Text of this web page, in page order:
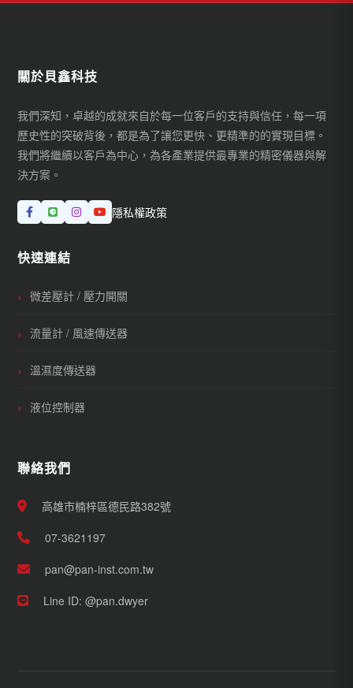
關於貝鑫科技
我們深知，卓越的成就來自於每一位客戶的支持與信任，每一項
歷史性的突破背後，都是為了讓您更快、更精準的的實現目標。
我們將繼續以客戶為中心，為各產業提供最專業的精密儀器與解
決方案。
隱私權政策
快速連結
微差壓計 / 壓力開關
流量計 / 風速傳送器
溫濕度傳送器
液位控制器
聯絡我們
高雄市楠梓區德民路382號
07-3621197
pan@pan-inst.com.tw
Line ID: @pan.dwyer